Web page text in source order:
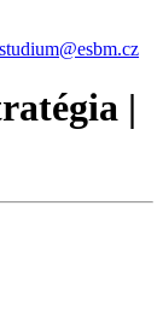
studium@esbm.cz
|